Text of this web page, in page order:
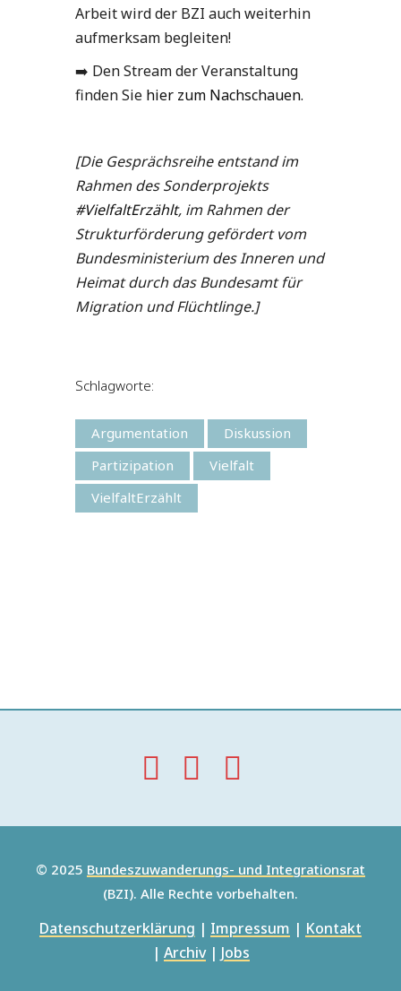
Arbeit wird der BZI auch weiterhin
aufmerksam begleiten!
➡️ Den Stream der Veranstaltung
finden Sie hier zum Nachschauen.
[Die Gesprächsreihe entstand im
Rahmen des Sonderprojekts
#VielfaltErzählt, im Rahmen der
Strukturförderung gefördert vom
Bundesministerium des Inneren und
Heimat durch das Bundesamt für
Migration und Flüchtlinge.]
Schlagworte:
Argumentation
Diskussion
Partizipation
Vielfalt
VielfaltErzählt
© 2025 Bundeszuwanderungs- und Integrationsrat
(BZI). Alle Rechte vorbehalten.
Datenschutzerklärung | Impressum | Kontakt
| Archiv| Jobs